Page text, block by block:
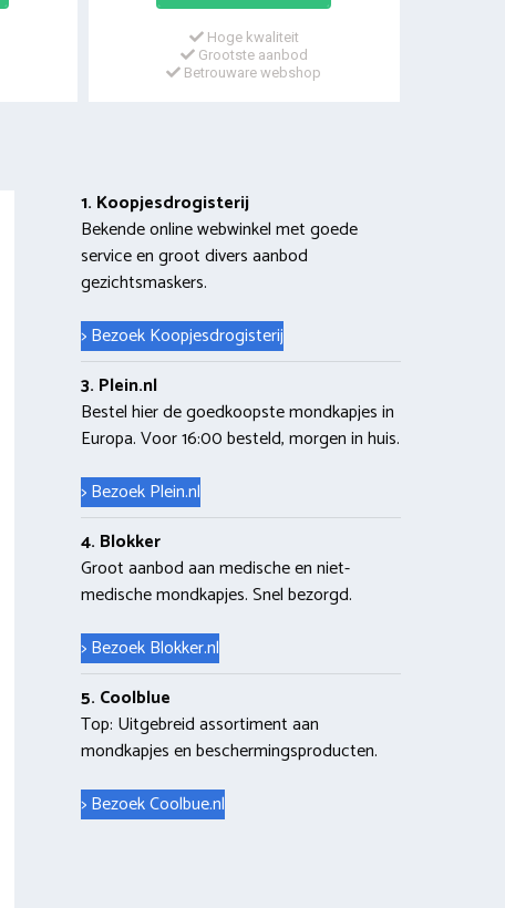
Hoge kwaliteit
Grootste aanbod
Betrouware webshop
1. Koopjesdrogisterij
Bekende online webwinkel met goede
service en groot divers aanbod
gezichtsmaskers.
> Bezoek Koopjesdrogisterij
3. Plein.nl
Bestel hier de goedkoopste mondkapjes in
Europa. Voor 16:00 besteld, morgen in huis.
> Bezoek Plein.nl
4. Blokker
Groot aanbod aan medische en niet-
medische mondkapjes. Snel bezorgd.
> Bezoek Blokker.nl
5. Coolblue
Top: Uitgebreid assortiment aan
mondkapjes en beschermingsproducten.
> Bezoek Coolbue.nl